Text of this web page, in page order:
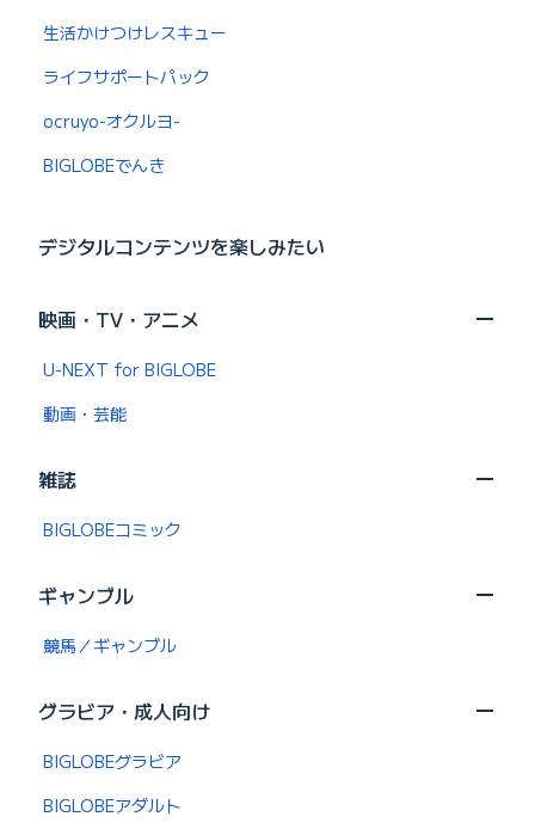
生活かけつけレスキュー
ライフサポートパック
ocruyo-オクルヨ-
BIGLOBEでんき
デジタルコンテンツを楽しみたい
映画・TV・アニメ
U-NEXT for BIGLOBE
動画・芸能
雑誌
BIGLOBEコミック
ギャンブル
競馬／ギャンブル
グラビア・成人向け
BIGLOBEグラビア
BIGLOBEアダルト